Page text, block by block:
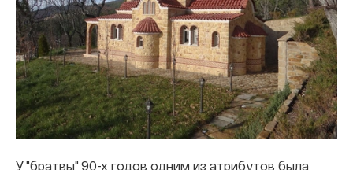
У "братвы" 90-х годов одним из атрибутов была